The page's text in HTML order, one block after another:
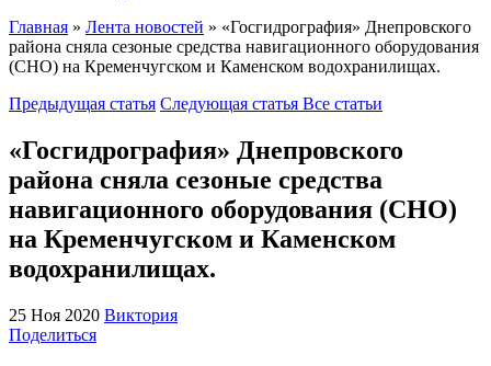
Главная » Лента новостей » «Госгидрография» Днепровского
района сняла сезоные средства навигационного оборудования
(СНО) на Кременчугском и Каменском водохранилищах.
Предыдущая статья Следующая статья Все статьи
«Госгидрография» Днепровского
района сняла сезоные средства
навигационного оборудования (СНО)
на Кременчугском и Каменском
водохранилищах.
25 Ноя 2020 Виктория
Поделиться